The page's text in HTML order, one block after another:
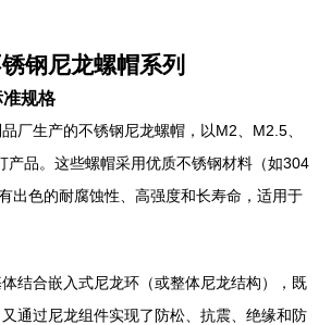
钢尼龙螺帽系列
规格
厂生产的不锈钢尼龙螺帽，以M2、M2.5、
产品。这些螺帽采用优质不锈钢材料（如304
出色的耐腐蚀性、高强度和长寿命，适用于
体结合嵌入式尼龙环（或整体尼龙结构），既
通过尼龙组件实现了防松、抗震、绝缘和防